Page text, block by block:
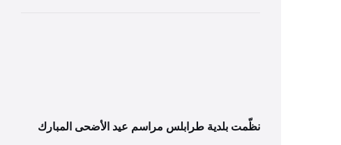
نظّمت بلدية طرابلس مراسم عيد الأضحى المبارك